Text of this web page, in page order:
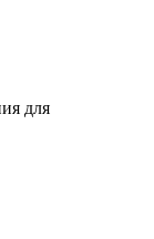
для